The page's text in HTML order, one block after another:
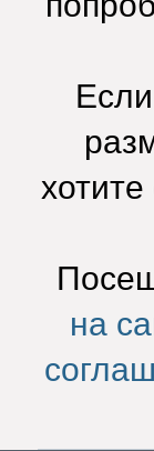
хотите
на